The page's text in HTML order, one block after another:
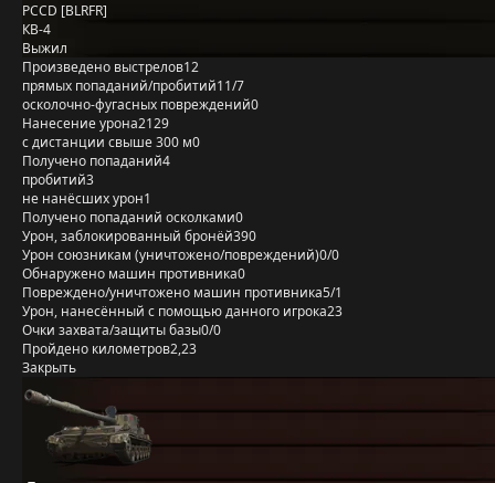
PCCD [BLRFR]
КВ-4
Выжил
Произведено выстрелов12
прямых попаданий/пробитий11/7
осколочно-фугасных повреждений0
Нанесение урона2129
с дистанции свыше 300 м0
Получено попаданий4
пробитий3
не нанёсших урон1
Получено попаданий осколками0
Урон, заблокированный бронёй390
Урон союзникам (уничтожено/повреждений)0/0
Обнаружено машин противника0
Повреждено/уничтожено машин противника5/1
Урон, нанесённый с помощью данного игрока23
Очки захвата/защиты базы0/0
Пройдено километров2,23
Закрыть